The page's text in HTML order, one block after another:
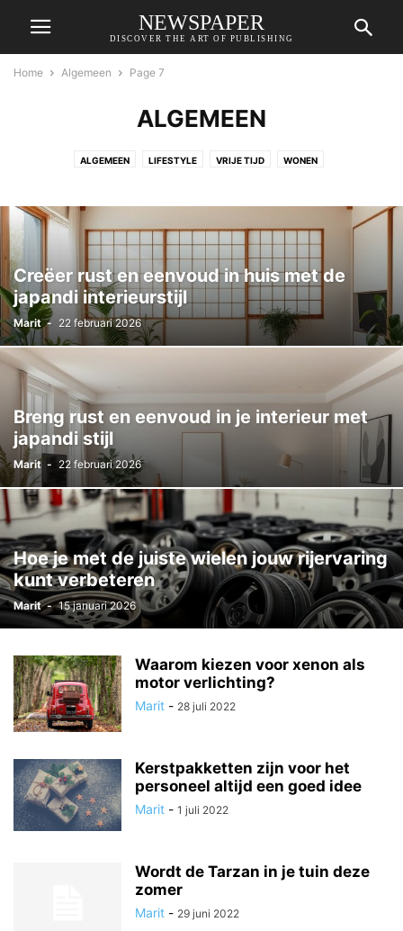
NEWSPAPER
DISCOVER THE ART OF PUBLISHING
Home Algemeen Page 7
ALGEMEEN
ALGEMEEN LIFESTYLE VRIJE TIJD WONEN
Creëer rust en eenvoud in huis met de
japandi interieurstijl
Marit - 22 februari 2026
Breng rust en eenvoud in je interieur met
japandi stijl
Marit - 22 februari 2026
Hoe je met de juiste wielen jouw rijervaring
kunt verbeteren
Marit - 15 januari 2026
Waarom kiezen voor xenon als
motor verlichting?
Marit - 28 juli 2022
Kerstpakketten zijn voor het
personeel altijd een goed idee
Marit - 1 juli 2022
Wordt de Tarzan in je tuin deze
zomer
Marit - 29 juni 2022